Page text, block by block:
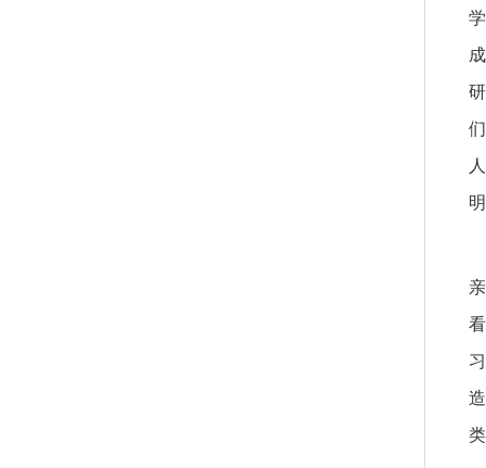
类